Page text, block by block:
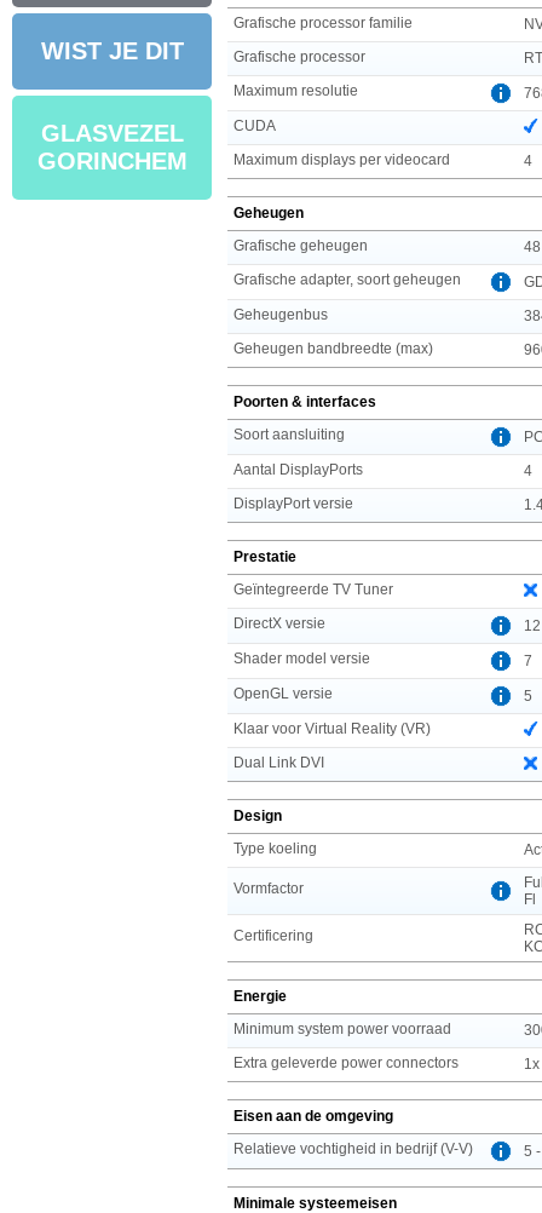
WIST JE DIT
GLASVEZEL
GORINCHEM
Grafische processor familie
Grafische processor
Maximum resolutie
CUDA
Maximum displays per videocard
4
Geheugen
Grafische geheugen
Grafische adapter, soort geheugen
Geheugenbus
Geheugen bandbreedte (max)
Poorten & interfaces
Soort aansluiting
Aantal DisplayPorts
4
DisplayPort versie
Prestatie
Geïntegreerde TV Tuner
DirectX versie
12
Shader model versie
7
OpenGL versie
5
Klaar voor Virtual Reality (VR)
Dual Link DVI
Design
Type koeling
Vormfactor
Fl
Certificering
Energie
Minimum system power voorraad
Extra geleverde power connectors
Eisen aan de omgeving
Relatieve vochtigheid in bedrijf (V-V)
5
Minimale systeemeisen